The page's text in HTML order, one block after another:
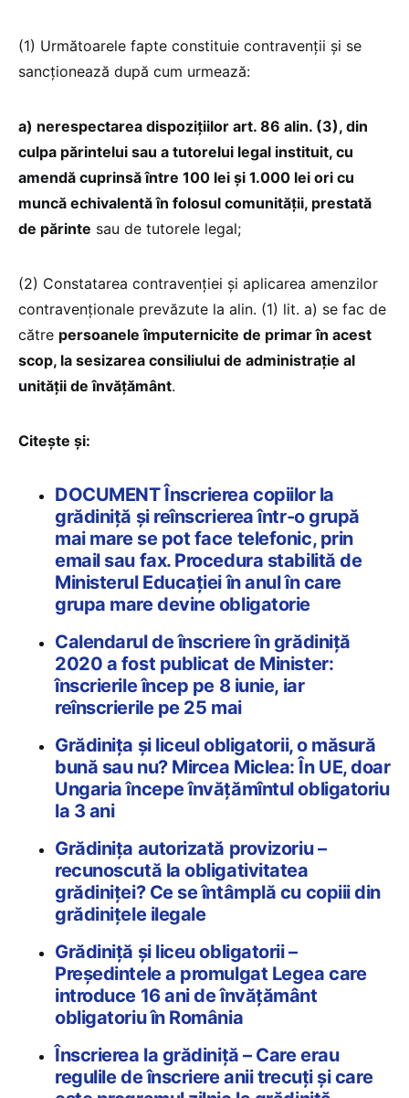
(1) Următoarele fapte constituie contravenții și se
sancționează după cum urmează:
a) nerespectarea dispozițiilor art. 86 alin. (3), din
culpa părintelui sau a tutorelui legal instituit, cu
amendă cuprinsă între 100 lei și 1.000 lei ori cu
muncă echivalentă în folosul comunității, prestată
de părinte sau de tutorele legal;
(2) Constatarea contravenției și aplicarea amenzilor
contravenționale prevăzute la alin. (1) lit. a) se fac de
către persoanele împuternicite de primar în acest
scop, la sesizarea consiliului de administrație al
unității de învățământ.
Citește și:
DOCUMENT Înscrierea copiilor la
grădiniţă şi reînscrierea într-o grupă
mai mare se pot face telefonic, prin
email sau fax. Procedura stabilită de
Ministerul Educației în anul în care
grupa mare devine obligatorie
Calendarul de înscriere în grădiniță
2020 a fost publicat de Minister:
înscrierile încep pe 8 iunie, iar
reînscrierile pe 25 mai
Grădinița și liceul obligatorii, o măsură
bună sau nu? Mircea Miclea: În UE, doar
Ungaria începe învățămîntul obligatoriu
la 3 ani
Grădinița autorizată provizoriu –
recunoscută la obligativitatea
grădiniței? Ce se întâmplă cu copiii din
grădinițele ilegale
Grădiniță și liceu obligatorii –
Președintele a promulgat Legea care
introduce 16 ani de învățământ
obligatoriu în România
Înscrierea la grădiniță – Care erau
regulile de înscriere anii trecuți și care